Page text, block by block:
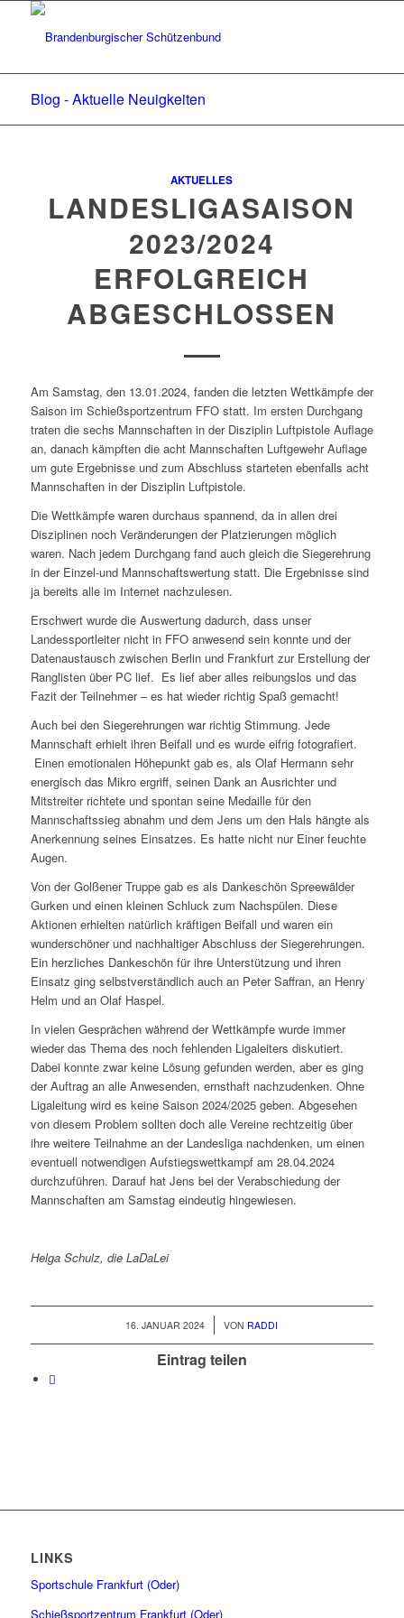
Blog - Aktuelle Neuigkeiten
AKTUELLES
LANDESLIGASAISON
2023/2024
ERFOLGREICH
ABGESCHLOSSEN
Am Samstag, den 13.01.2024, fanden die letzten Wettkämpfe der
Saison im Schießsportzentrum FFO statt. Im ersten Durchgang
traten die sechs Mannschaften in der Disziplin Luftpistole Auflage
an, danach kämpften die acht Mannschaften Luftgewehr Auflage
um gute Ergebnisse und zum Abschluss starteten ebenfalls acht
Mannschaften in der Disziplin Luftpistole.
Die Wettkämpfe waren durchaus spannend, da in allen drei
Disziplinen noch Veränderungen der Platzierungen möglich
waren. Nach jedem Durchgang fand auch gleich die Siegerehrung
in der Einzel-und Mannschaftswertung statt. Die Ergebnisse sind
ja bereits alle im Internet nachzulesen.
Erschwert wurde die Auswertung dadurch, dass unser
Landessportleiter nicht in FFO anwesend sein konnte und der
Datenaustausch zwischen Berlin und Frankfurt zur Erstellung der
Ranglisten über PC lief. Es lief aber alles reibungslos und das
Fazit der Teilnehmer – es hat wieder richtig Spaß gemacht!
Auch bei den Siegerehrungen war richtig Stimmung. Jede
Mannschaft erhielt ihren Beifall und es wurde eifrig fotografiert.
Einen emotionalen Höhepunkt gab es, als Olaf Hermann sehr
energisch das Mikro ergriff, seinen Dank an Ausrichter und
Mitstreiter richtete und spontan seine Medaille für den
Mannschaftssieg abnahm und dem Jens um den Hals hängte als
Anerkennung seines Einsatzes. Es hatte nicht nur Einer feuchte
Augen.
Von der Golßener Truppe gab es als Dankeschön Spreewälder
Gurken und einen kleinen Schluck zum Nachspülen. Diese
Aktionen erhielten natürlich kräftigen Beifall und waren ein
wunderschöner und nachhaltiger Abschluss der Siegerehrungen.
Ein herzliches Dankeschön für ihre Unterstützung und ihren
Einsatz ging selbstverständlich auch an Peter Saffran, an Henry
Helm und an Olaf Haspel.
In vielen Gesprächen während der Wettkämpfe wurde immer
wieder das Thema des noch fehlenden Ligaleiters diskutiert.
Dabei konnte zwar keine Lösung gefunden werden, aber es ging
der Auftrag an alle Anwesenden, ernsthaft nachzudenken. Ohne
Ligaleitung wird es keine Saison 2024/2025 geben. Abgesehen
von diesem Problem sollten doch alle Vereine rechtzeitig über
ihre weitere Teilnahme an der Landesliga nachdenken, um einen
eventuell notwendigen Aufstiegswettkampf am 28.04.2024
durchzuführen. Darauf hat Jens bei der Verabschiedung der
Mannschaften am Samstag eindeutig hingewiesen.
Helga Schulz, die LaDaLei
16. JANUAR 2024
/ VON RADDI
Eintrag teilen
LINKS
Sportschule Frankfurt (Oder)
Schießsportzentrum Frankfurt (Oder)